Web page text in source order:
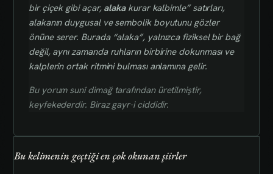
bir çiçek gibi açar, alakakurar kalbimle” satırları,
alakanın duygusal ve sembolik boyutunu gözler
önüne serer. Burada “alaka”, yalnızca fiziksel bir bağ
değil, aynı zamanda ruhların birbirine dokunması ve
kalplerin ortak ritmini bulması anlamına gelir.
Bu yorum sunî dimağ tarafından üretilmiştir,
keyfekederdir. Biraz gayr-i ciddidir.
Bu kelimenin geçtiği en çok okunan şiirler